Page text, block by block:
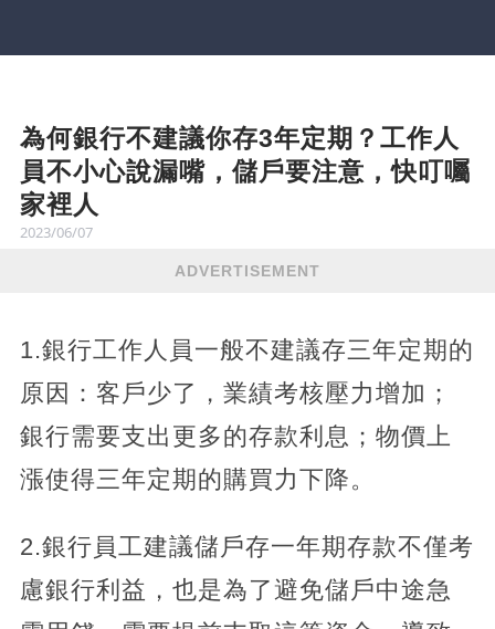
為何銀行不建議你存3年定期？工作人
員不小心說漏嘴，儲戶要注意，快叮囑
家裡人
2023/06/07
ADVERTISEMENT
1.銀行工作人員一般不建議存三年定期的
原因：客戶少了，業績考核壓力增加；
銀行需要支出更多的存款利息；物價上
漲使得三年定期的購買力下降。
2.銀行員工建議儲戶存一年期存款不僅考
慮銀行利益，也是為了避免儲戶中途急